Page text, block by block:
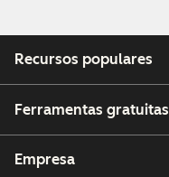
Recursos populares
Ferramentas gratuitas
Empresa